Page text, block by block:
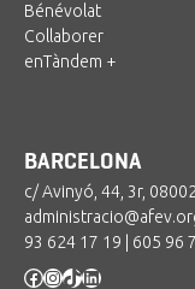
Bénévolat
Collaborer
enTàndem +
BARCELONA
c/ Avinyó, 44, 3r, 08002
93 624 17 19
605 96
Facebook
Instagram
TikTok
LinkedIn